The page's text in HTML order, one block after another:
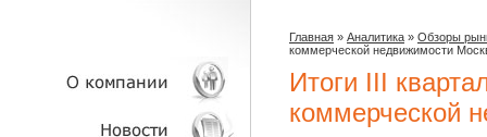
Главная » Аналитика » Обзоры
коммерческой недвижимости
Итоги III
коммерческой